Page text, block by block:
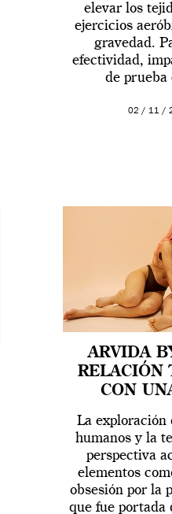
elevar los
ejercicios
gravedad.
efectividad,
de
02 / 11 /
ARVIDA
RELACIÓN
CON
La exploración
humanos y la
perspectiva
elementos
obsesión por la
que fue portada